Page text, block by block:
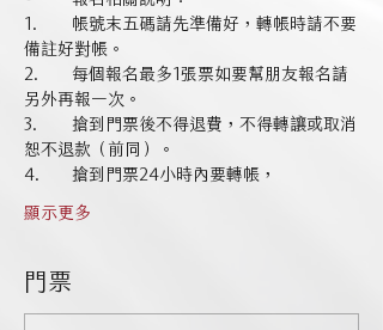
1.	帳號末五碼請先準備好，轉帳時請不要
2.	每個報名最多1張票如要幫朋友報名請
另外再報一次。
3.	搶到門票後不得退費，不得轉讓或取消
恕不退款（前同）。
顯示更多
門票